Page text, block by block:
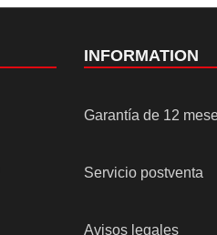
INFORMATION
Garantía de 12
Servicio postventa
Avisos legales